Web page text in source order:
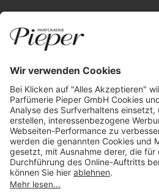
AGB
Widerrufsbelehrung
GARANTIERTE SICHERHEIT